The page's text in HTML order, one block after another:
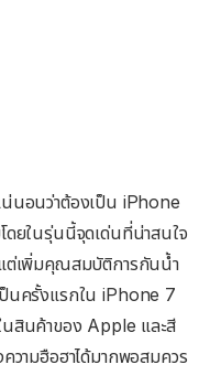
น่นอนว่าต้องเป็น iPhone
ยในรุ่นนี้จุดเด่นที่น่าสนใจ
ต่เพิ่มคุณสมบัติการกันน้ำ
นครั้งแรกใน iPhone 7
สินค้าของ Apple และสี
วามฮือฮาได้มากพอสมควร